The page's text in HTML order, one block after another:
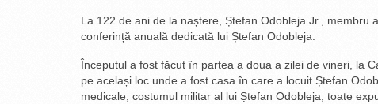
La 122 de ani de la naștere, Ștefan Odobleja Jr., membru
conferință anuală dedicată lui Ștefan Odobleja.
Începutul a fost făcut în partea a doua a zilei de vineri, la
pe același loc unde a fost casa în care a locuit Ștefan
medicale, costumul militar al lui Ștefan Odobleja, toate